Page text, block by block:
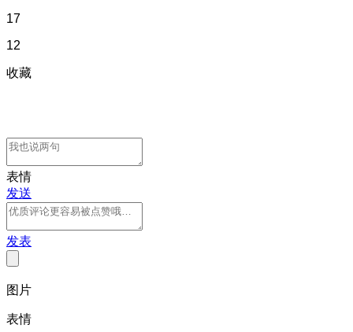
17
12
收藏
表情
发送
发表
图片
表情